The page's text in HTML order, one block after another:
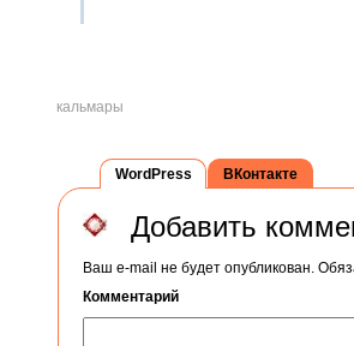
кальмары
WordPress
Добавить
Ваш e-mail не будет опубликован.
Комментарий
ВКонтакте